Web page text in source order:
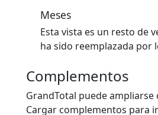
Meses
Esta vista es un resto de
ha sido reemplazada por
Complementos
GrandTotal puede
Cargar complementos para